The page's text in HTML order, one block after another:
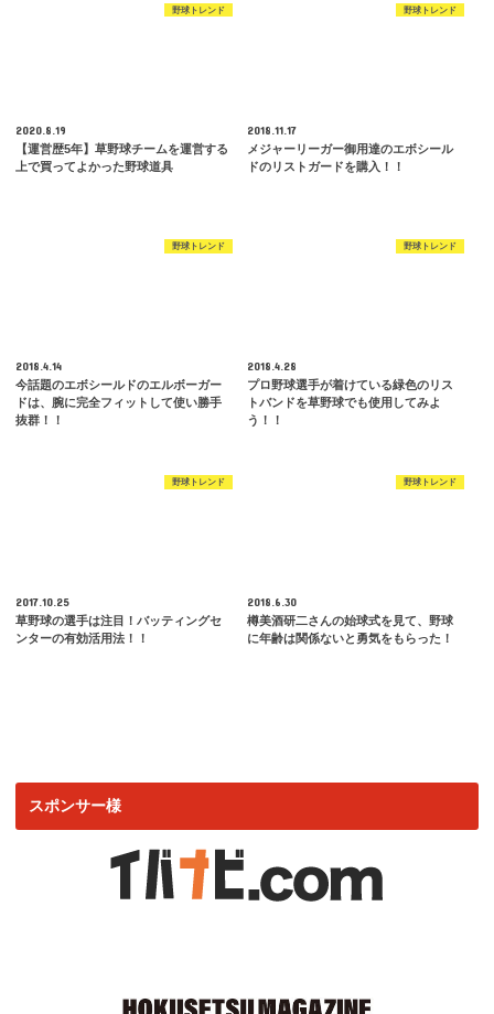
野球トレンド
2020.8.19
【運営歴5年】草野球チームを運営する
上で買ってよかった野球道具
野球トレンド
2018.11.17
メジャーリーガー御用達のエボシール
ドのリストガードを購入！！
野球トレンド
2018.4.14
今話題のエボシールドのエルボーガー
ドは、腕に完全フィットして使い勝手
抜群！！
野球トレンド
2018.4.28
プロ野球選手が着けている緑色のリス
トバンドを草野球でも使用してみよ
う！！
野球トレンド
2017.10.25
草野球の選手は注目！バッティングセ
ンターの有効活用法！！
野球トレンド
2018.6.30
樽美酒研二さんの始球式を見て、野球
に年齢は関係ないと勇気をもらった！
スポンサー様